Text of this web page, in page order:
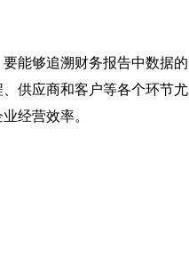
能够追溯财务报告中数据的
供应商和客户等各个环节尤
经营效率。